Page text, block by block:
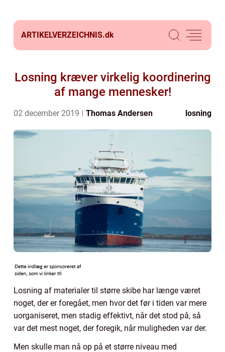
ARTIKELVERZEICHNIS.dk
Losning kræver virkelig koordinering
af mange mennesker!
02 december 2019 Thomas Andersen losning
Losning af materialer til større skibe har længe været
noget, der er foregået, men hvor det før i tiden var mere
uorganiseret, men stadig effektivt, når det stod på, så
var det mest noget, der foregik, når muligheden var der.
Men skulle man nå op på et større niveau med